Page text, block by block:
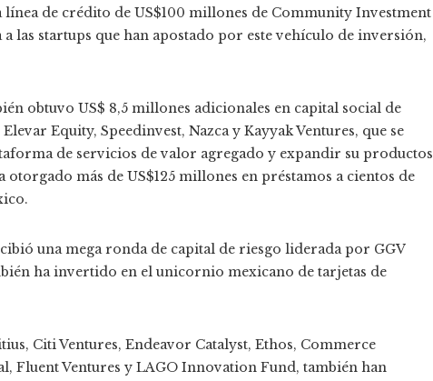
de crédito de US$100 millones de Community Investment
las startups que han apostado por este vehículo de inversión,
obtuvo US$ 8,5 millones adicionales en capital social de
Equity, Speedinvest, Nazca y Kayyak Ventures, que se
de servicios de valor agregado y expandir su productos
más de US$125 millones en préstamos a cientos de
una mega ronda de capital de riesgo liderada por GGV
ha invertido en el unicornio mexicano de tarjetas de
Citi Ventures, Endeavor Catalyst, Ethos, Commerce
Fluent Ventures y LAGO Innovation Fund, también han